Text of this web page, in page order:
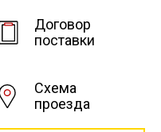
Договор
поставки
Схема
проезда